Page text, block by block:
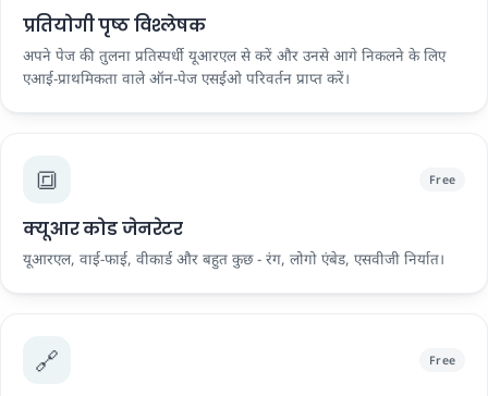
प्रतियोगी पृष्ठ विश्लेषक
अपने पेज की तुलना प्रतिस्पर्धी यूआरएल से करें और उनसे आगे निकलने के लिए
एआई-प्राथमिकता वाले ऑन-पेज एसईओ परिवर्तन प्राप्त करें।
🔳 Free
क्यूआर कोड जेनरेटर
यूआरएल, वाई-फाई, वीकार्ड और बहुत कुछ - रंग, लोगो एंबेड, एसवीजी निर्यात।
🔗 Free